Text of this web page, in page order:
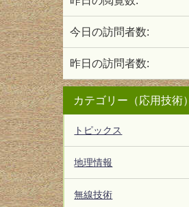
今日の訪問者数:
昨日の訪問者数:
カテゴリー（応用技術）
トピックス
地理情報
無線技術